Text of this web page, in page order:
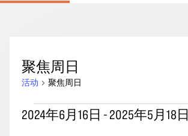
聚焦周日
活动 聚焦周日
活
2024年6月16日 - 2025年5月18日